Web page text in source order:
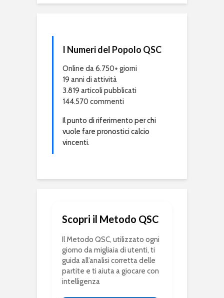
I Numeri del Popolo QSC
Online da 6.750+ giorni
19 anni di attività
3.819 articoli pubblicati
144.570 commenti
Il punto di riferimento per chi
vuole fare pronostici calcio
vincenti.
Scopri il Metodo QSC
Il Metodo QSC, utilizzato ogni
giorno da migliaia di utenti, ti
guida all’analisi corretta delle
partite e ti aiuta a giocare con
intelligenza